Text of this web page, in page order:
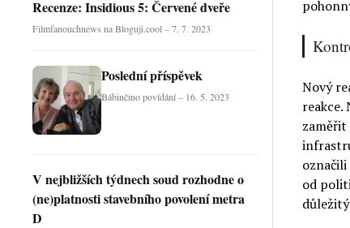
Recenze: Insidious 5: Červené dveře
Filmfanouchnews na Bloguji.cool – 7. 7. 2023
Poslední příspěvek
Bábinčino povídání – 16. 5. 2023
V nejbližších týdnech soud rozhodne o
(ne)platnosti stavebního povolení metra
D
Nový
reakce.
zaměřit
od